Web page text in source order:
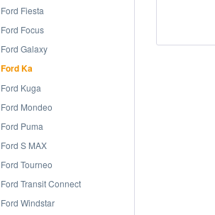
Ford Fiesta
Ford Focus
Ford Galaxy
Ford Ka
Ford Kuga
Ford Mondeo
Ford Puma
Ford S MAX
Ford Tourneo
Ford Transit Connect
Ford Windstar